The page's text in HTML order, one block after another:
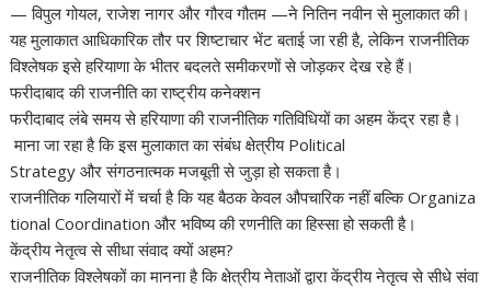
— विपुल गोयल, राजेश नागर और गौरव गौतम —ने नितिन नवीन से मुलाकात की।
यह मुलाकात आधिकारिक तौर पर शिष्टाचार भेंट बताई जा रही है, लेकिन राजनीतिक
विश्लेषक इसे हरियाणा के भीतर बदलते समीकरणों से जोड़कर देख रहे हैं।
फरीदाबाद की राजनीति का राष्ट्रीय कनेक्शन
फरीदाबाद लंबे समय से हरियाणा की राजनीतिक गतिविधियों का अहम केंद्र रहा है।
माना जा रहा है कि इस मुलाकात का संबंध क्षेत्रीय Political
Strategy और संगठनात्मक मजबूती से जुड़ा हो सकता है।
राजनीतिक गलियारों में चर्चा है कि यह बैठक केवल औपचारिक नहीं बल्कि Organiza
tional Coordination और भविष्य की रणनीति का हिस्सा हो सकती है।
केंद्रीय नेतृत्व से सीधा संवाद क्यों अहम?
राजनीतिक विश्लेषकों का मानना है कि क्षेत्रीय नेताओं द्वारा केंद्रीय नेतृत्व से सीधे संवा